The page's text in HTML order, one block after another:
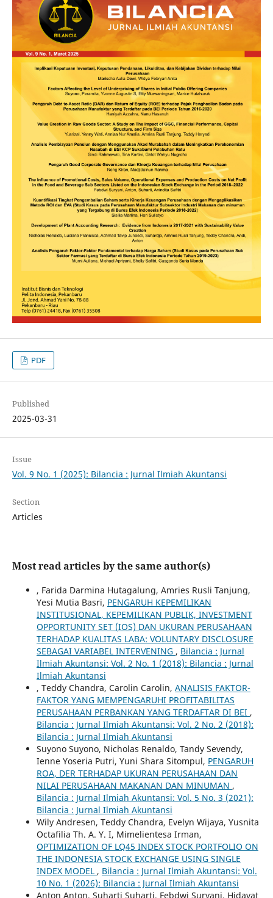
PDF
Published
2025-03-31
Issue
Vol. 9 No. 1 (2025): Bilancia : Jurnal Ilmiah Akuntansi
Section
Articles
Most read articles by the same author(s)
, Farida Darmina Hutagalung, Amries Rusli Tanjung,
Yesi Mutia Basri, PENGARUH KEPEMILIKAN
INSTITUSIONAL, KEPEMILIKAN PUBLIK, INVESTMENT
OPPORTUNITY SET (IOS) DAN UKURAN PERUSAHAAN
TERHADAP KUALITAS LABA: VOLUNTARY DISCLOSURE
SEBAGAI VARIABEL INTERVENING , Bilancia : Jurnal
Ilmiah Akuntansi: Vol. 2 No. 1 (2018): Bilancia : Jurnal
Ilmiah Akuntansi
, Teddy Chandra, Carolin Carolin, ANALISIS FAKTOR-
FAKTOR YANG MEMPENGARUHI PROFITABILITAS
PERUSAHAAN PERBANKAN YANG TERDAFTAR DI BEI ,
Bilancia : Jurnal Ilmiah Akuntansi: Vol. 2 No. 2 (2018):
Bilancia : Jurnal Ilmiah Akuntansi
Suyono Suyono, Nicholas Renaldo, Tandy Sevendy,
Ienne Yoseria Putri, Yuni Shara Sitompul, PENGARUH
ROA, DER TERHADAP UKURAN PERUSAHAAN DAN
NILAI PERUSAHAAN MAKANAN DAN MINUMAN ,
Bilancia : Jurnal Ilmiah Akuntansi: Vol. 5 No. 3 (2021):
Bilancia : Jurnal Ilmiah Akuntansi
Wily Andresen, Teddy Chandra, Evelyn Wijaya, Yusnita
Octafilia Th. A. Y. I, Mimelientesa Irman,
OPTIMIZATION OF LQ45 INDEX STOCK PORTFOLIO ON
THE INDONESIA STOCK EXCHANGE USING SINGLE
INDEX MODEL , Bilancia : Jurnal Ilmiah Akuntansi: Vol.
10 No. 1 (2026): Bilancia : Jurnal Ilmiah Akuntansi
Anton Anton, Suharti Suharti, Febdwi Suryani, Hidayat